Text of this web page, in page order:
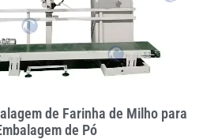
de Farinha de Milho para
de Pó